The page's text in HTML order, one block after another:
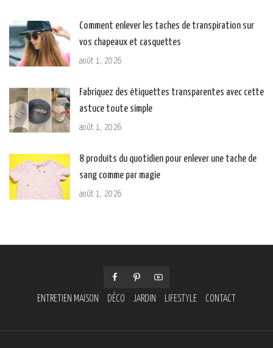
Comment enlever les taches de transpiration sur
vos chapeaux et casquettes
août 1, 2026
Fabriquez des étiquettes transparentes avec cette
astuce toute simple
août 1, 2026
8 produits du quotidien pour enlever une tache de
sang comme par magie
août 1, 2026
ENTRETIEN MAISON DÉCO JARDIN LIFESTYLE CONTACT